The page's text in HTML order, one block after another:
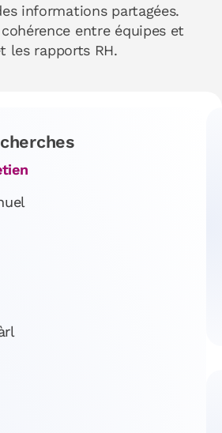
informations partagées.
entre équipes et
les rapports RH.